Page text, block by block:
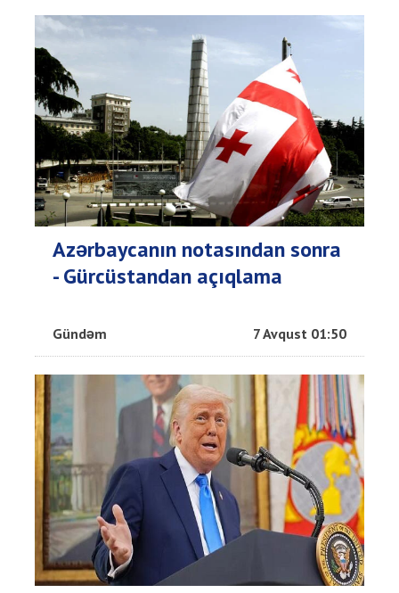
Azərbaycanın notasından sonra
- Gürcüstandan açıqlama
Gündəm 7 Avqust 01:50